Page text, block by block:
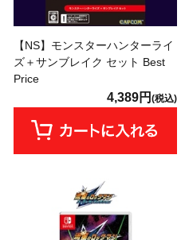
【NS】モンスターハンターライ
ズ＋サンブレイク セット Best
Price
4,389円 (税込)